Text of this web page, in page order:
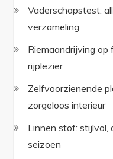
Vaderschapstest:
verzameling
Riemaandrijving op
rijplezier
Zelfvoorzienende
zorgeloos interieur
Linnen stof: stijlvol,
seizoen